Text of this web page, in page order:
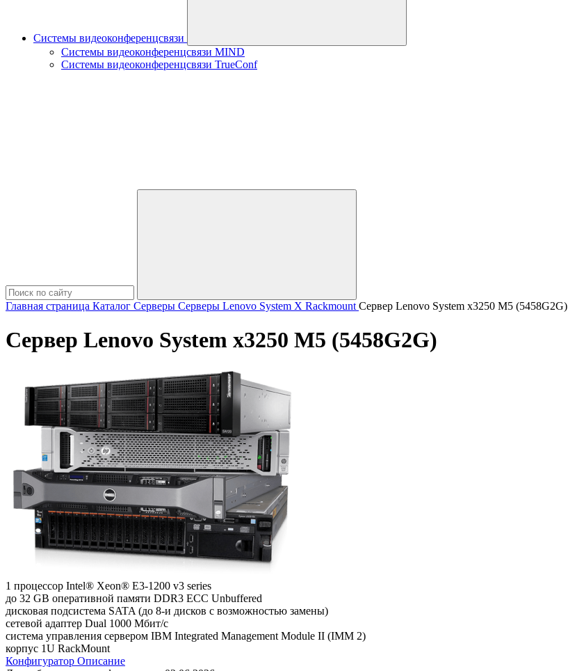
Системы видеоконференцсвязи
Системы видеоконференцсвязи MIND
Системы видеоконференцсвязи TrueConf
Главная страница Каталог Серверы Серверы Lenovo System X Rackmount Сервер Lenovo System x3250 M5 (5458G2G)
Сервер Lenovo System x3250 M5 (5458G2G)
1 процессор Intel® Xeon® E3-1200 v3 series
до 32 GB оперативной памяти DDR3 ECC Unbuffered
дисковая подсистема SATA (до 8-и дисков с возможностью замены)
сетевой адаптер Dual 1000 Мбит/с
система управления сервером IBM Integrated Management Module II (IMM 2)
корпус 1U RackMount
Конфигуратор Описание